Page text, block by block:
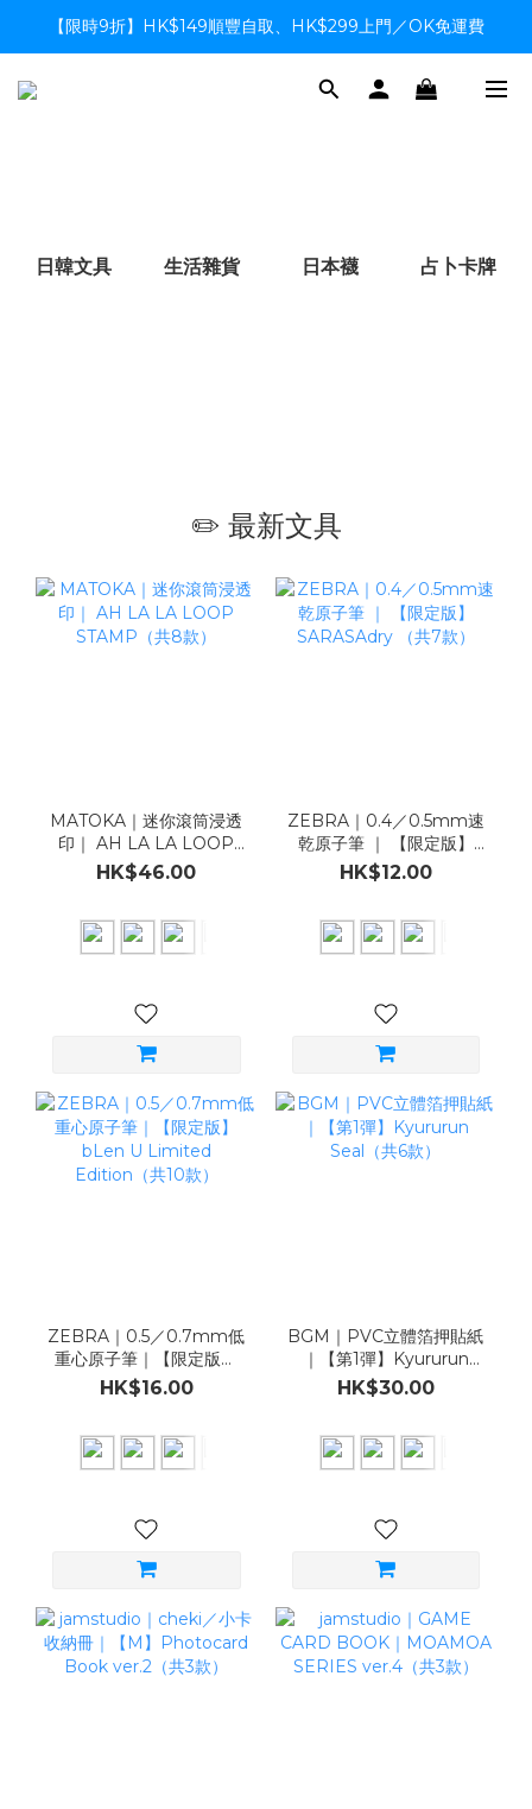
【限時9折】HK$149順豐自取、HK$299上門／OK免運費
【限時9折】HK$149順豐自取、HK$299上門／OK免運費
支付系統升級中，暫停信用卡支付至8月中，造成不便感謝諒解
日韓文具 生活雜貨 日本襪 占卜卡牌
✏️ 最新文具
MATOKA｜迷你滾筒浸透
印｜ AH LA LA LOOP
STAMP（共8款）
HK$46.00
ZEBRA｜0.4／0.5mm速
乾原子筆 ｜ 【限定版】
SARASAdry （共7款）
HK$12.00
ZEBRA｜0.5／0.7mm低
重心原子筆｜【限定版】
bLen U Limited
Edition（共10款）
HK$16.00
BGM｜PVC立體箔押貼紙
｜【第1彈】Kyururun
Seal（共6款）
HK$30.00